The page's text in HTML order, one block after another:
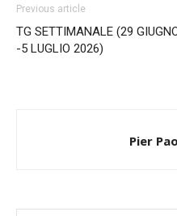
Previous article
TG SETTIMANALE (29
-5 LUGLIO 2026)
Pier